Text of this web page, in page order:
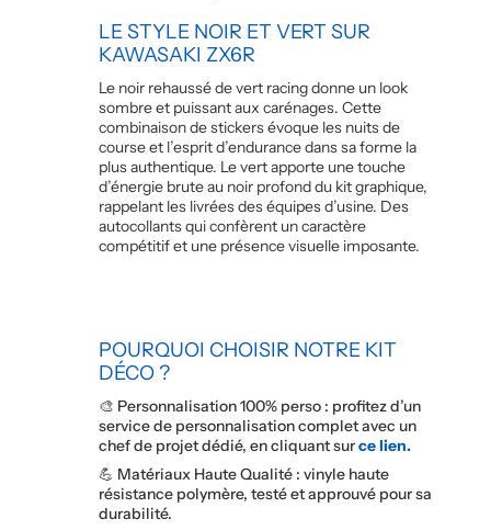
LE STYLE NOIR ET VERT SUR
KAWASAKI ZX6R
Le noir rehaussé de vert racing donne un look
sombre et puissant aux carénages. Cette
combinaison de stickers évoque les nuits de
course et l’esprit d’endurance dans sa forme la
plus authentique. Le vert apporte une touche
d’énergie brute au noir profond du kit graphique,
rappelant les livrées des équipes d’usine. Des
autocollants qui confèrent un caractère
compétitif et une présence visuelle imposante.
POURQUOI CHOISIR NOTRE KIT
DÉCO ?
🎨 Personnalisation 100% perso : profitez d’un
service de personnalisation complet avec un
chef de projet dédié, en cliquant surce lien.
💪 Matériaux Haute Qualité : vinyle haute
résistance polymère, testé et approuvé pour sa
durabilité.